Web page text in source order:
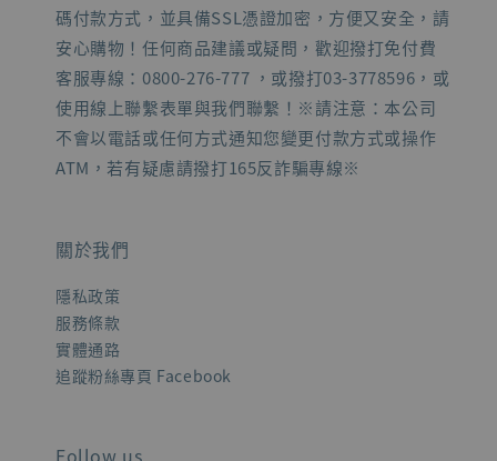
碼付款方式，並具備SSL憑證加密，方便又安全，請
安心購物！任何商品建議或疑問，歡迎撥打免付費
客服專線：0800-276-777 ，或撥打03-3778596，或
使用線上聯繫表單與我們聯繫！※請注意：本公司
不會以電話或任何方式通知您變更付款方式或操作
ATM，若有疑慮請撥打165反詐騙專線※
關於我們
隱私政策
服務條款
實體通路
追蹤粉絲專頁 Facebook
Follow us